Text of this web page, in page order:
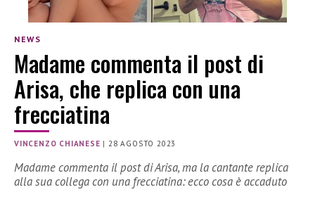
NEWS
Madame commenta il post di
Arisa, che replica con una
frecciatina
VINCENZO CHIANESE |28 AGOSTO 2023
Madame commenta il post di Arisa, ma la cantante replica
alla sua collega con una frecciatina: ecco cosa è accaduto